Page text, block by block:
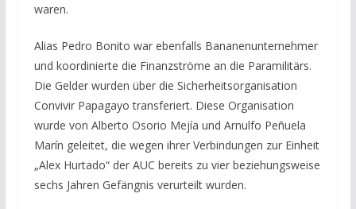
waren.
Alias Pedro Bonito war ebenfalls Bananenunternehmer
und koordinierte die Finanzströme an die Paramilitärs.
Die Gelder wurden über die Sicherheitsorganisation
Convivir Papagayo transferiert. Diese Organisation
wurde von Alberto Osorio Mejía und Arnulfo Peñuela
Marín geleitet, die wegen ihrer Verbindungen zur Einheit
„Alex Hurtado“ der AUC bereits zu vier beziehungsweise
sechs Jahren Gefängnis verurteilt wurden.